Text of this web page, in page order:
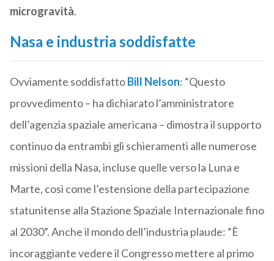
microgravità.
Nasa e industria soddisfatte
Ovviamente soddisfattoBill Nelson: “Questo
provvedimento – ha dichiarato l’amministratore
dell’agenzia spaziale americana – dimostra il supporto
continuo da entrambi gli schieramenti alle numerose
missioni della Nasa, incluse quelle verso la Luna e
Marte, così come l’estensione della partecipazione
statunitense alla Stazione Spaziale Internazionale fino
al 2030”. Anche il mondo dell’industria plaude: “È
incoraggiante vedere il Congresso mettere al primo